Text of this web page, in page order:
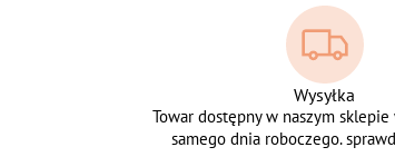
Wysyłka
Towar dostępny w naszym sklepie
samego dnia roboczego.